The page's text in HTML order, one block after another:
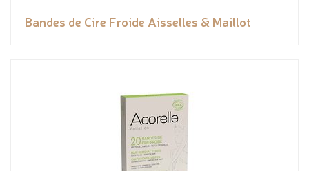
Bandes de Cire Froide Aisselles & Maillot